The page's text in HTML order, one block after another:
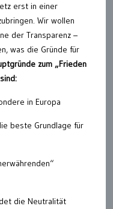
erst in einer
Wir wollen
der Transparenz –
was die Gründe für
zum „Frieden
in Europa
beste Grundlage für
die Neutralität